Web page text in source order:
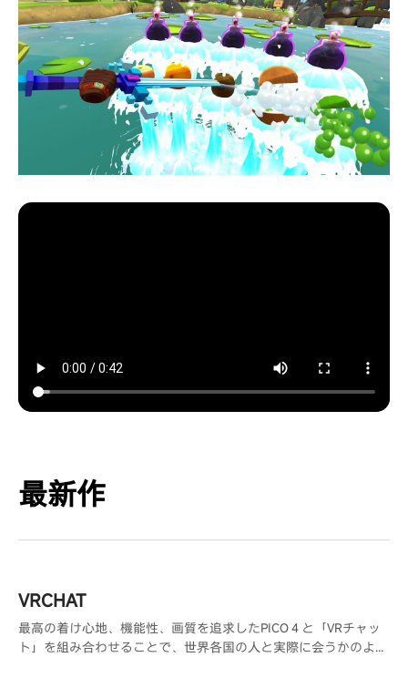
最新作
VRCHAT
最高の着け心地、機能性、画質を追求したPICO４と「VRチャッ
ト」を組み合わせることで、世界各国の人と実際に会うかのよう